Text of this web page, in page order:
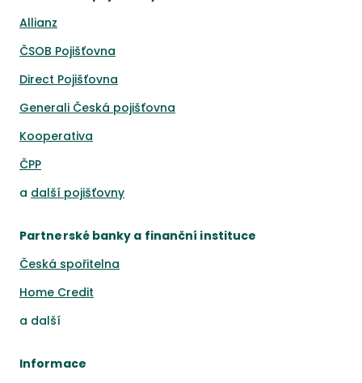
Allianz
ČSOB Pojišťovna
Direct Pojišťovna
Generali Česká pojišťovna
Kooperativa
ČPP
a další pojišťovny
Partnerské banky a finanční instituce
Česká spořitelna
Home Credit
a další
Informace